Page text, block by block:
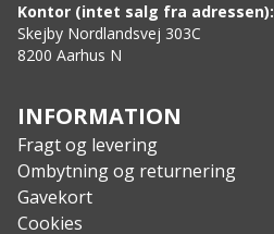
Kontor (intet salg fra adressen):
Skejby Nordlandsvej 303C
8200 Aarhus N
INFORMATION
Fragt og levering
Ombytning og returnering
Gavekort
Cookies